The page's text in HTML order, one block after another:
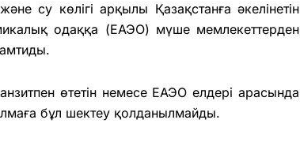
су көлігі арқылы Қазақстанға әкелінетін
одаққа (ЕАЭО) мүше мемлекеттерден
өтетін немесе ЕАЭО елдері арасында
бұл шектеу қолданылмайды.